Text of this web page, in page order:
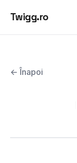
Twigg.ro
← Înapoi